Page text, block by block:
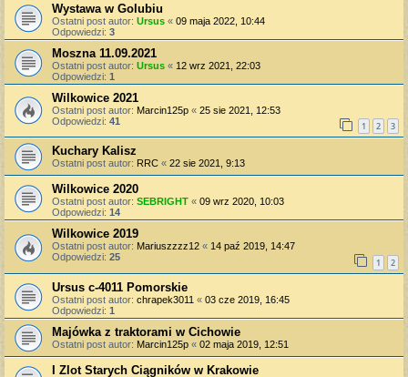
Wystawa w Golubiu
Ostatni post autor: Ursus « 09 maja 2022, 10:44
Odpowiedzi: 3
Moszna 11.09.2021
Ostatni post autor: Ursus « 12 wrz 2021, 22:03
Odpowiedzi: 1
Wilkowice 2021
Ostatni post autor: Marcin125p « 25 sie 2021, 12:53
Odpowiedzi: 41 1 2 3
Kuchary Kalisz
Ostatni post autor: RRC « 22 sie 2021, 9:13
Wilkowice 2020
Ostatni post autor: SEBRIGHT « 09 wrz 2020, 10:03
Odpowiedzi: 14
Wilkowice 2019
Ostatni post autor: Mariuszzzz12 « 14 paź 2019, 14:47
Odpowiedzi: 25 1 2
Ursus c-4011 Pomorskie
Ostatni post autor: chrapek3011 « 03 cze 2019, 16:45
Odpowiedzi: 1
Majówka z traktorami w Cichowie
Ostatni post autor: Marcin125p « 02 maja 2019, 12:51
I Zlot Starych Ciągników w Krakowie